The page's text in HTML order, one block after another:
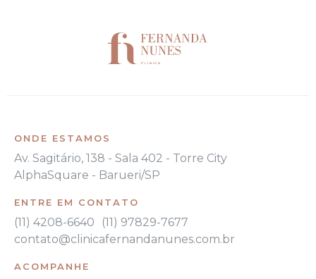
ONDE ESTAMOS
Av. Sagitário, 138 - Sala 402 - Torre City
AlphaSquare - Barueri/SP
ENTRE EM CONTATO
(11) 4208-6640
(11) 97829-7677
contato@clinicafernandanunes.com.br
ACOMPANHE